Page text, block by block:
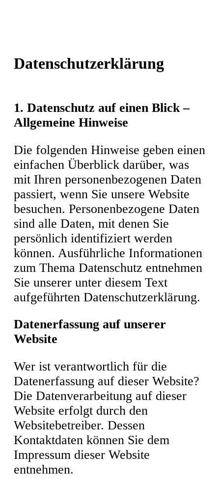
Wohlbefinden.
Ihre Spezialisten Für
Seniorentherapie
In Berlin, Potsdam Und
Umgebung.
Datenschutzerklärung
1. Datenschutz auf einen Blick –
Allgemeine Hinweise
Die folgenden Hinweise geben einen
einfachen Überblick darüber, was
mit Ihren personenbezogenen Daten
passiert, wenn Sie unsere Website
besuchen. Personenbezogene Daten
sind alle Daten, mit denen Sie
persönlich identifiziert werden
können. Ausführliche Informationen
zum Thema Datenschutz entnehmen
Sie unserer unter diesem Text
aufgeführten Datenschutzerklärung.
Datenerfassung auf unserer
Website
Wer ist verantwortlich für die
Datenerfassung auf dieser Website?
Die Datenverarbeitung auf dieser
Website erfolgt durch den
Websitebetreiber. Dessen
Kontaktdaten können Sie dem
Impressum dieser Website
entnehmen.